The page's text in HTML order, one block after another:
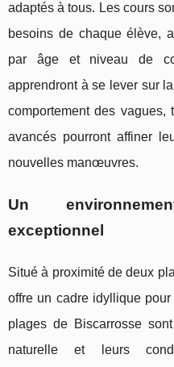
adaptés à tous. Les cours
besoins de chaque élève,
par âge et niveau de
apprendront à se lever sur
comportement des
avancés pourront affiner
nouvelles manœuvres.
Un
exceptionnel
Situé à proximité de deux
offre un cadre idyllique
plages de Biscarrosse
naturelle et leurs